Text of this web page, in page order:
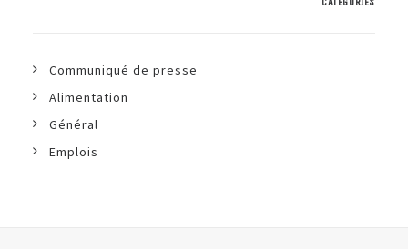
Communiqué de presse
Alimentation
Général
Emplois